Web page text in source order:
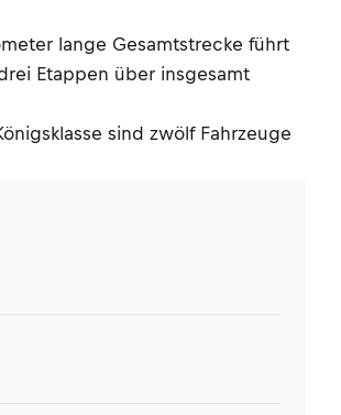
lange Gesamtstrecke führt
Etappen über insgesamt
sind zwölf Fahrzeuge